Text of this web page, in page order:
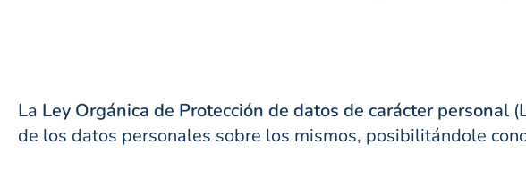
La Ley Orgánica de Protección de datos de carácter personal
de los datos personales sobre los mismos, posibilitándole